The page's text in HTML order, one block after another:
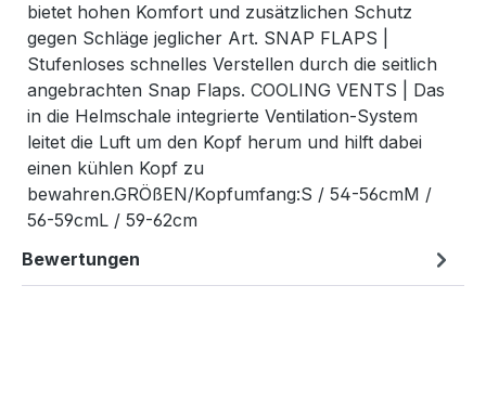
bietet hohen Komfort und zusätzlichen Schutz
gegen Schläge jeglicher Art. SNAP FLAPS |
Stufenloses schnelles Verstellen durch die seitlich
angebrachten Snap Flaps. COOLING VENTS | Das
in die Helmschale integrierte Ventilation-System
leitet die Luft um den Kopf herum und hilft dabei
einen kühlen Kopf zu
bewahren.GRÖßEN/Kopfumfang:S / 54-56cmM /
56-59cmL / 59-62cm
Bewertungen